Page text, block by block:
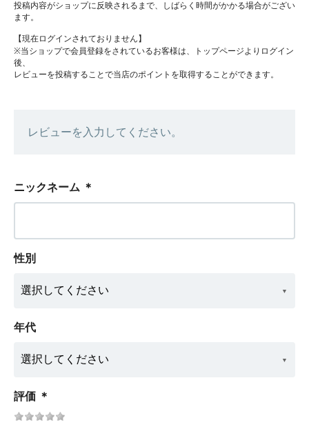
投稿内容がショップに反映されるまで、しばらく時間がかかる場合がござい
ます。
【現在ログインされておりません】
※当ショップで会員登録をされているお客様は、トップページよりログイン
後、
レビューを投稿することで当店のポイントを取得することができます。
レビューを入力してください。
ニックネーム ＊
性別
年代
評価 ＊